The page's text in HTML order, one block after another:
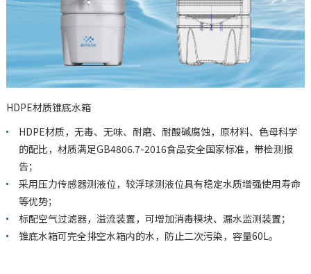
HDPE材质锥底水箱
HDPE材质，无毒、无味、耐磨、耐酸碱腐蚀，原材料、色母科学
的配比，材质满足GB4806.7-2016食品安全国家标准，带检测报
告；
采用压力传感器测液位，较浮球测液位具有稳定水质增强使用寿命
等优势；
标配空气过滤器，溢流装置，可增加消毒模块、漏水监测装置；
锥底水箱可完全排空水箱内的水，防止二次污染，容量60L。